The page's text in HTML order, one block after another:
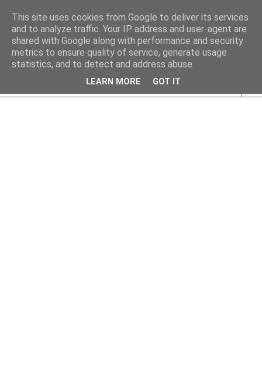
This site uses cookies from Google to deliver its services
and to analyze traffic. Your IP address and user-agent are
shared with Google along with performance and security
metrics to ensure quality of service, generate usage
statistics, and to detect and address abuse.
LEARN MORE GOT IT